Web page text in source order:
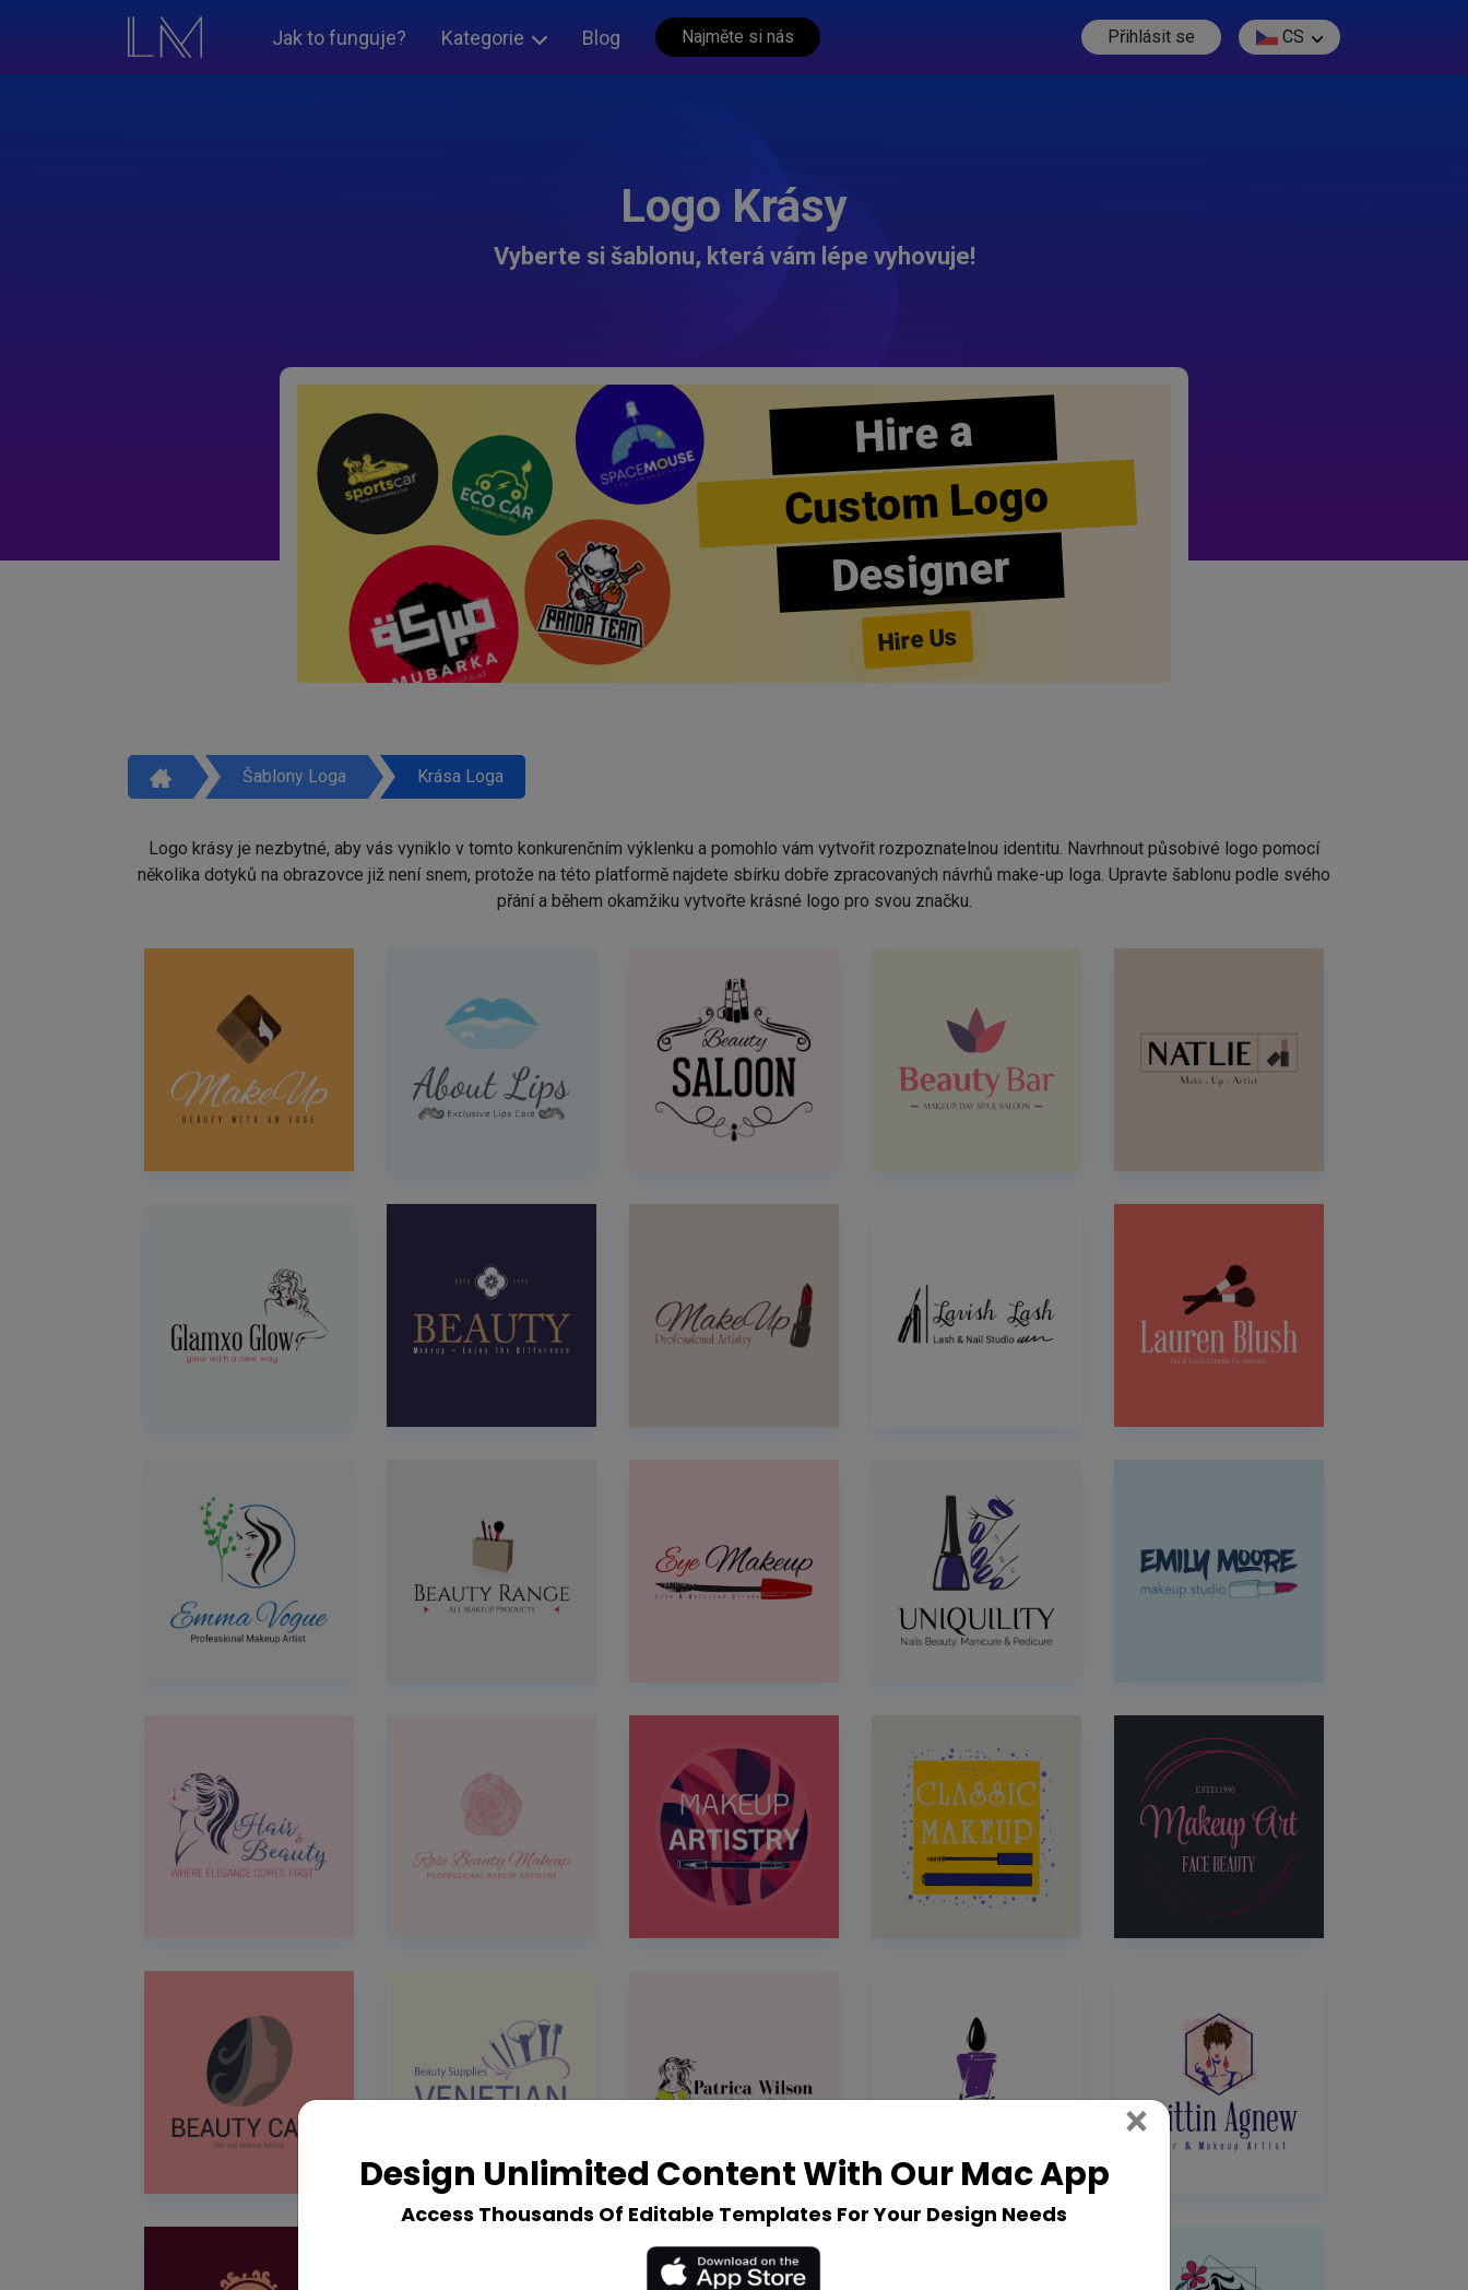
Jak to funguje? Kategorie Blog Najměte si nás Přihlásit se CS
Logo Krásy
Vyberte si šablonu, která vám lépe vyhovuje!
Hire a
Custom Logo
Designer
Hire Us
Šablony Loga Krása Loga
Logo krásy je nezbytné, aby vás vyniklo v tomto konkurenčním výklenku a pomohlo vám vytvořit rozpoznatelnou identitu. Navrhnout působivé logo pomocí
několika dotyků na obrazovce již není snem, protože na této platformě najdete sbírku dobře zpracovaných návrhů make-up loga. Upravte šablonu podle svého
přání a během okamžiku vytvořte krásné logo pro svou značku.
Design Unlimited Content With Our Mac App
Access Thousands Of Editable Templates For Your Design Needs
× Close